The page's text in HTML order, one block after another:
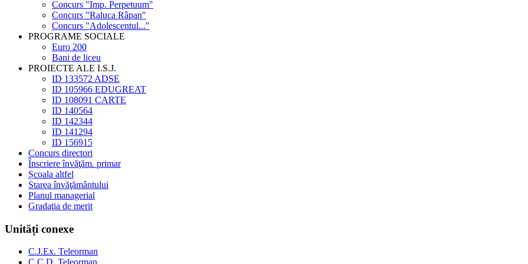
Concurs "Imp. Perpetuum"
Concurs "Raluca Râpan"
Concurs "Adolescentul..."
PROGRAME SOCIALE
Euro 200
Bani de liceu
PROIECTE ALE I.S.J.
ID 133572 ADSE
ID 105966 EDUGREAT
ID 108091 CARTE
ID 140564
ID 142344
ID 141294
ID 156915
Concurs directori
Înscriere învăţăm. primar
Școala altfel
Starea învăţământului
Planul managerial
Gradaţia de merit
Unități conexe
C.J.Ex. Teleorman